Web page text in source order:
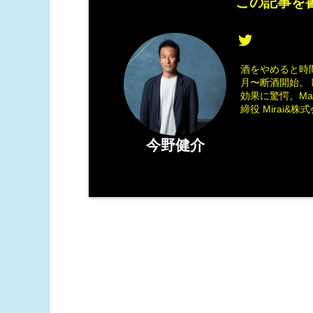
今野健介
酒をやめると時
月〜断酒開始
効果に驚愕。
締役 Mirai&株